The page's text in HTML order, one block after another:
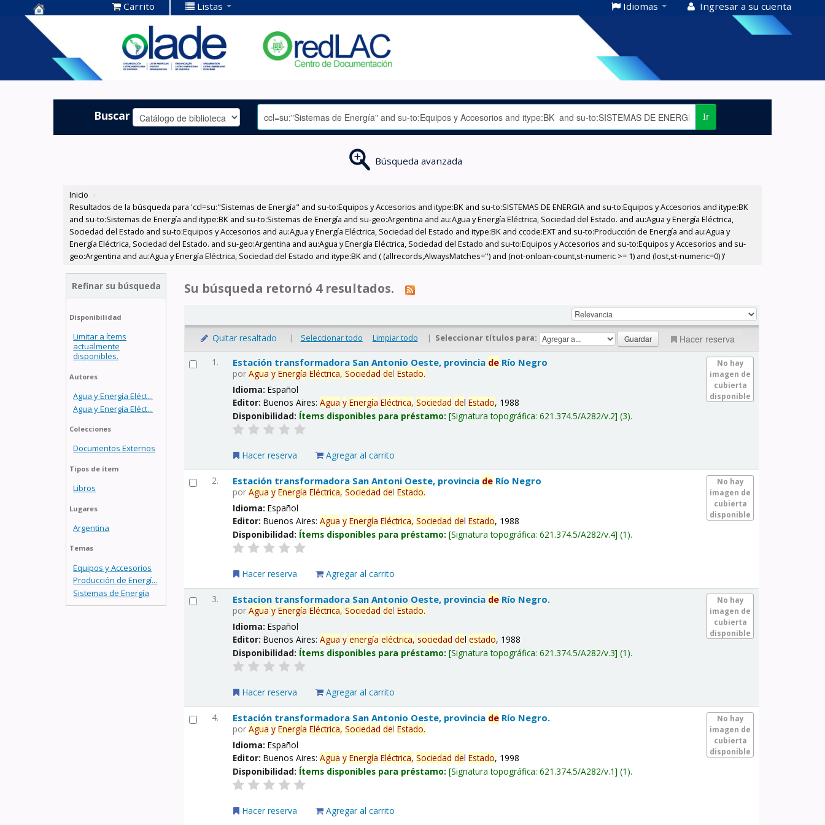
Centro de
Documentación
OLADE -
Carrito Listas Idiomas Ingresar a su cuenta
Buscar Ir
Búsqueda avanzada
Inicio ›
Resultados de la búsqueda para 'ccl=su:"Sistemas de Energía" and su-to:Equipos y Accesorios and itype:BK and su-to:SISTEMAS DE ENERGIA and su-to:Equipos y Accesorios and itype:BK
and su-to:Sistemas de Energía and itype:BK and su-to:Sistemas de Energía and su-geo:Argentina and au:Agua y Energía Eléctrica, Sociedad del Estado. and au:Agua y Energía Eléctrica,
Sociedad del Estado and su-to:Equipos y Accesorios and au:Agua y Energía Eléctrica, Sociedad del Estado and itype:BK and ccode:EXT and su-to:Producción de Energía and au:Agua y
Energía Eléctrica, Sociedad del Estado. and su-geo:Argentina and au:Agua y Energía Eléctrica, Sociedad del Estado and su-to:Equipos y Accesorios and su-to:Equipos y Accesorios and su-
geo:Argentina and au:Agua y Energía Eléctrica, Sociedad del Estado and itype:BK and ( (allrecords,AlwaysMatches='') and (not-onloan-count,st-numeric >= 1) and (lost,st-numeric=0) )'
Refinar su búsqueda
Disponibilidad
Limitar a ítems
actualmente
disponibles.
Autores
Agua y Energía Eléct...
Agua y Energía Eléct...
Colecciones
Documentos Externos
Tipos de ítem
Libros
Lugares
Argentina
Temas
Equipos y Accesorios
Producción de Energí...
Sistemas de Energía
Su búsqueda retornó 4 resultados.
Quitar resaltado | Seleccionar todo Limpiar todo | Seleccionar títulos para: Hacer reserva
1.
No hay
imagen de
cubierta
disponible
Estación transformadora San Antonio Oeste, provincia de Río Negro
porAgua y Energía Eléctrica, Sociedad delEstado.
Idioma:Español
Editor:Buenos Aires:Agua y Energía Eléctrica, Sociedad delEstado, 1988
Disponibilidad: Ítems disponibles para préstamo: Signatura topográfica:621.374.5/A282/v.2 (3).
Hacer reserva Agregar al carrito
2.
No hay
imagen de
cubierta
disponible
Estación transformadora San Antoni Oeste, provincia de Río Negro
porAgua y Energía Eléctrica, Sociedad delEstado.
Idioma:Español
Editor:Buenos Aires:Agua y Energía Eléctrica, Sociedad delEstado, 1988
Disponibilidad: Ítems disponibles para préstamo: Signatura topográfica:621.374.5/A282/v.4 (1).
Hacer reserva Agregar al carrito
3.
No hay
imagen de
cubierta
disponible
Estacion transformadora San Antonio Oeste, provincia de Río Negro.
porAgua y Energía Eléctrica, Sociedad delEstado.
Idioma:Español
Editor:Buenos Aires:Agua y energía eléctrica, sociedad delestado, 1988
Disponibilidad: Ítems disponibles para préstamo: Signatura topográfica:621.374.5/A282/v.3 (1).
Hacer reserva Agregar al carrito
4.
No hay
imagen de
cubierta
disponible
Estación transformadora San Antonio Oeste, provincia de Río Negro.
porAgua y Energía Eléctrica, Sociedad delEstado.
Idioma:Español
Editor:Buenos Aires:Agua y Energía Eléctrica, Sociedad delEstado, 1998
Disponibilidad: Ítems disponibles para préstamo: Signatura topográfica:621.374.5/A282/v.1 (1).
Hacer reserva Agregar al carrito